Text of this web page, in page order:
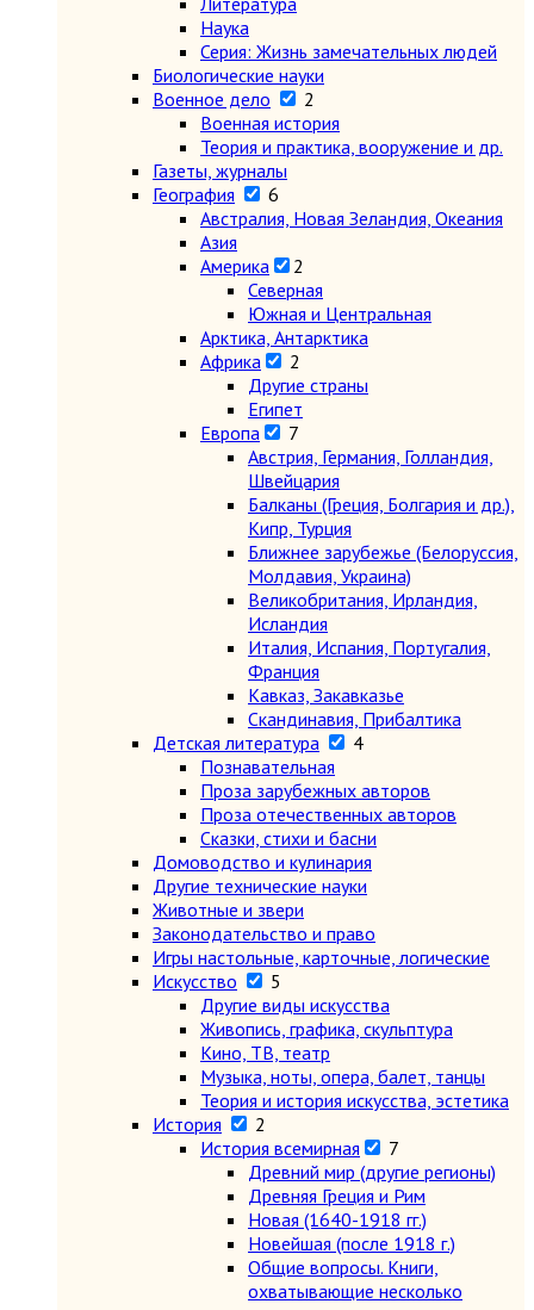
Наука
Серия: Жизнь замечательных людей
Биологические науки
Военное дело
2
Военная история
Теория и практика, вооружение и др.
Газеты, журналы
География
6
Австралия, Новая Зеландия, Океания
Азия
Америка
2
Северная
Южная и Центральная
Арктика, Антарктика
Африка
2
Другие страны
Египет
Европа
7
Австрия, Германия, Голландия,
Швейцария
Балканы (Греция, Болгария и др.),
Кипр, Турция
Ближнее зарубежье (Белоруссия,
Молдавия, Украина)
Великобритания, Ирландия,
Исландия
Италия, Испания, Португалия,
Франция
Кавказ, Закавказье
Скандинавия, Прибалтика
Детская литература
4
Познавательная
Проза зарубежных авторов
Проза отечественных авторов
Сказки, стихи и басни
Домоводство и кулинария
Другие технические науки
Животные и звери
Законодательство и право
Игры настольные, карточные, логические
Искусство
5
Другие виды искусства
Живопись, графика, скульптура
Кино, ТВ, театр
Музыка, ноты, опера, балет, танцы
Теория и история искусства, эстетика
История
2
История всемирная
7
Древний мир (другие регионы)
Древняя Греция и Рим
Новая (1640-1918 гг.)
Новейшая (после 1918 г.)
Общие вопросы. Книги,
охватывающие несколько